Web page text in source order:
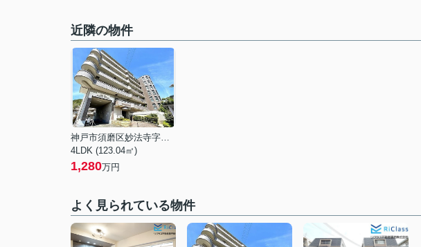
近隣の物件
神戸市須磨区妙法寺字岩山
4LDK (123.04㎡)
1,280万円
よく見られている物件